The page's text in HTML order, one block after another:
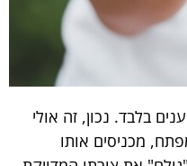
בלבד. נכון, זה אולי
מכניסים אותו